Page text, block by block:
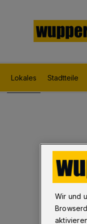
Lokales Stadtteile
Wir und